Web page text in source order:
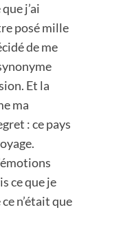
j’ai
posé mille
de me
Et la
ma
: ce pays
ce que je
n’était que